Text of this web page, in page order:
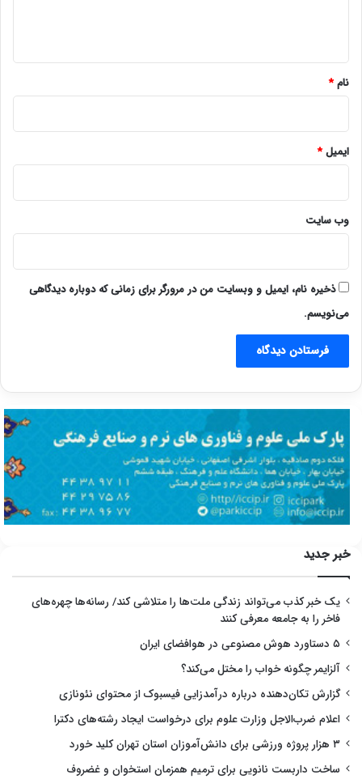
نام*
ایمیل*
وب‌ سایت
ذخیره نام، ایمیل و وبسایت من در مرورگر برای زمانی که دوباره دیدگاهی
می‌نویسم.
خبر جدید
یک خبر کذب می‌تواند زندگی ملت‌ها را متلاشی کند/ رسانه‌ها چهره‌های
فاخر را به جامعه معرفی کنند
۵ دستاورد هوش مصنوعی در هوافضای ایران
آلزایمر چگونه خواب را مختل می‌کند؟
گزارش تکان‌دهنده درباره درآمدزایی فیسبوک از محتوای نئونازی
اعلام ضرب‌الاجل وزارت علوم برای درخواست ایجاد رشته‌های دکترا
۳ هزار پروژه ورزشی برای دانش‌آموزان استان تهران کلید خورد
ساخت داربست نانویی برای ترمیم همزمان استخوان و غضروف